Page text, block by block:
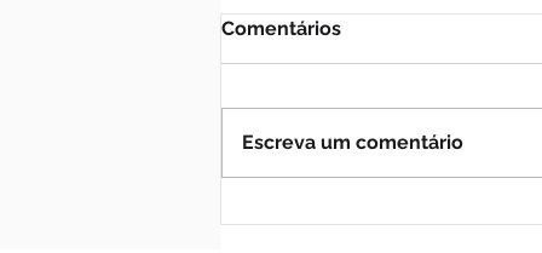
Comentários
Escreva um comentário